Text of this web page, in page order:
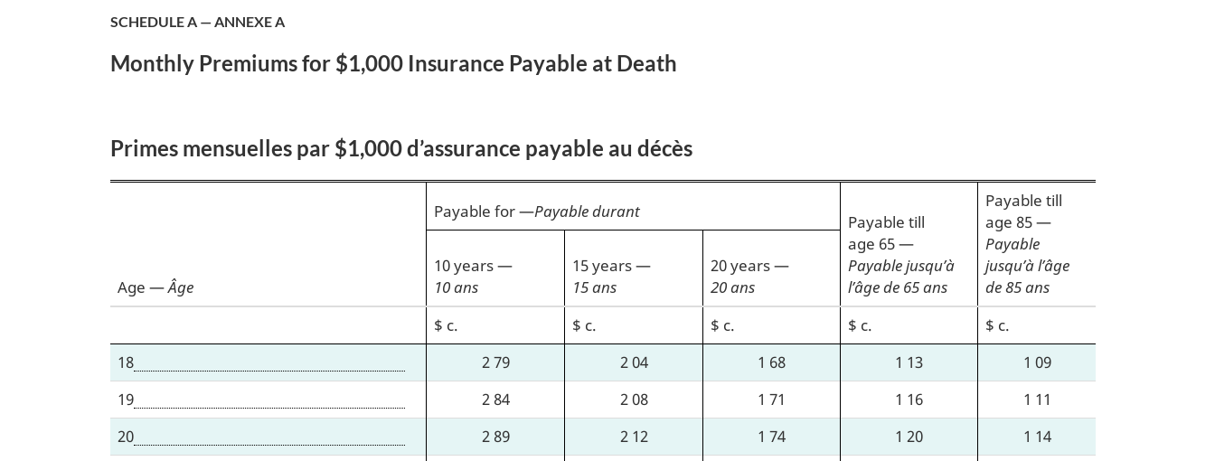
l’assurance
anciens
anciens
SCHEDULE A — ANNEXE A
Monthly Premiums for $1,000 Insurance Payable at Death
Primes mensuelles par $1,000 d’assurance payable au décès
Age —Âge
Payable for—Payable durant
Payable till
age 65—
Payable jusqu’à
l’âge de 65 ans
Payable till
age 85—
Payable
jusqu’à l’âge
de 85 ans
10 years—
10 ans
15 years—
15 ans
20 years—
20 ans
$ c.
$ c. $ c. $ c.
$ c.
18
2 79 2 04 1 68 1 13
1 09
19
2 84 2 08 1 71 1 16
1 11
20
2 89 2 12 1 74 1 20
1 14